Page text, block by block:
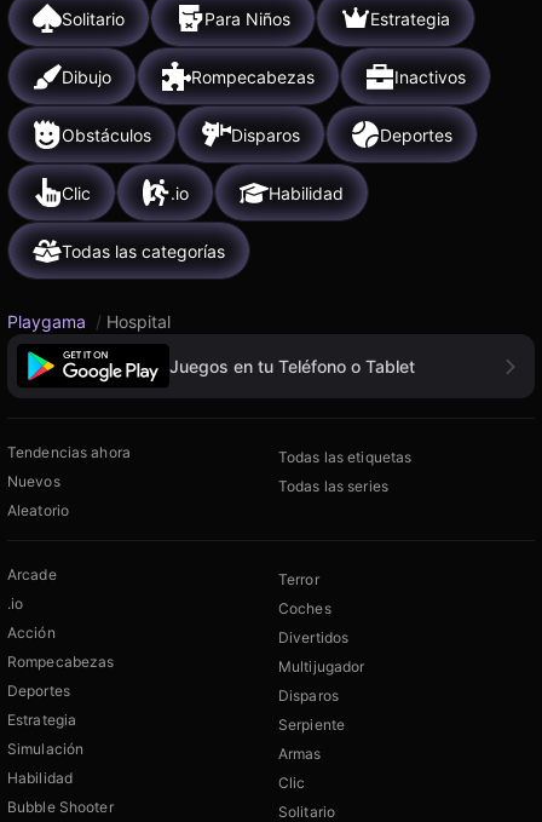
Solitario Para Niños Estrategia
Dibujo Rompecabezas Inactivos
Obstáculos Disparos Deportes
Clic .io Habilidad
Todas las categorías
Playgama / Hospital
Juegos en tu Teléfono o Tablet
Tendencias ahora
Nuevos
Aleatorio
Todas las etiquetas
Todas las series
Arcade
.io
Acción
Rompecabezas
Deportes
Estrategia
Simulación
Habilidad
Bubble Shooter
Terror
Coches
Divertidos
Multijugador
Disparos
Serpiente
Armas
Clic
Solitario